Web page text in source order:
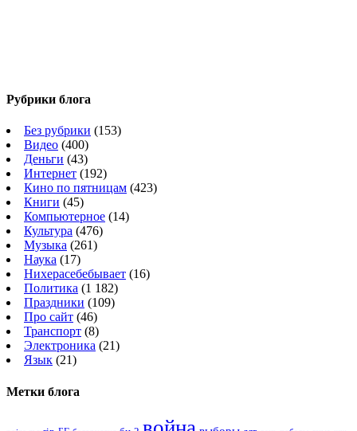
Рубрики блога
Без рубрики (153)
Видео (400)
Деньги (43)
Интернет (192)
Кино по пятницам (423)
Книги (45)
Компьютерное (14)
Культура (476)
Музыка (261)
Наука (17)
Нихерасебебывает (16)
Политика (1 182)
Праздники (109)
Про сайт (46)
Транспорт (8)
Электроника (21)
Язык (21)
Метки блога